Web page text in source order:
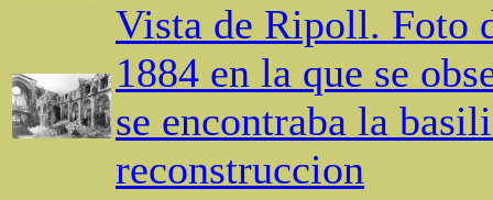
Vista de Ripoll. Foto
1884 en la que se
se encontraba la
reconstruccion